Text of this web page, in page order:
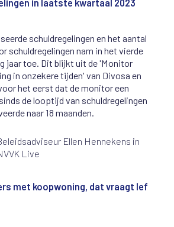
in laatste kwartaal 2023
schuldregelingen en het aantal
schuldregelingen nam in het vierde
jaar toe. Dit blijkt uit de 'Monitor
in onzekere tijden' van Divosa en
het eerst dat de monitor een
de looptijd van schuldregelingen
naar 18 maanden.
Ellen Hennekens in
Live
met koopwoning, dat vraagt lef